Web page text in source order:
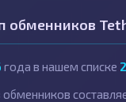
обменников
года в нашем списке